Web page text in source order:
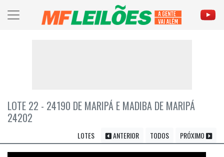
LOTE 22 - 24190 DE MARIPÁ E MADIBA DE MARIPÁ
24202
LOTES ANTERIOR TODOS PRÓXIMO